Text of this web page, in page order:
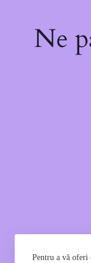
Pentru a vă oferi
Ne